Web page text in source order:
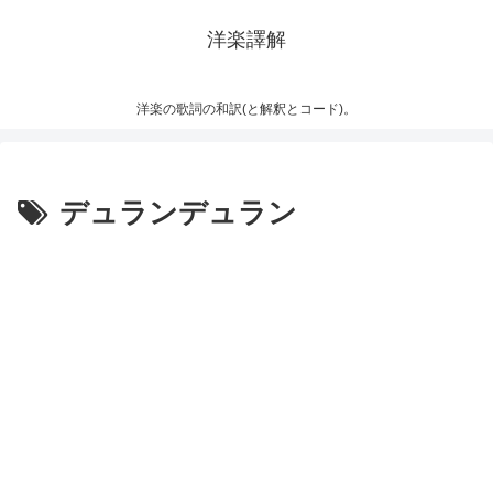
洋楽譯解
洋楽の歌詞の和訳(と解釈とコード)。
デュランデュラン